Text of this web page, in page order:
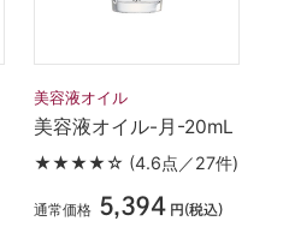
美容液オイル
美容液オイル-月-20mL
★★★★☆ (4.6点／27件)
通常価格 5,394 円(税込)